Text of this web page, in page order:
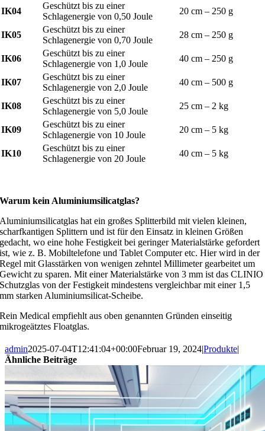
IK04
Geschützt bis zu einer
Schlagenergie von 0,50 Joule
20 cm – 250 g
IK05
Geschützt bis zu einer
Schlagenergie von 0,70 Joule
28 cm – 250 g
IK06
Geschützt bis zu einer
Schlagenergie von 1,0 Joule
40 cm – 250 g
IK07
Geschützt bis zu einer
Schlagenergie von 2,0 Joule
40 cm – 500 g
IK08
Geschützt bis zu einer
Schlagenergie von 5,0 Joule
25 cm – 2 kg
IK09
Geschützt bis zu einer
Schlagenergie von 10 Joule
20 cm – 5 kg
IK10
Geschützt bis zu einer
Schlagenergie von 20 Joule
40 cm – 5 kg
Warum kein Aluminiumsilicatglas?
Aluminiumsilicatglas hat ein großes Splitterbild mit vielen kleinen,
scharfkantigen Splittern und ist für den Einsatz in kleinen Größen
gedacht, wo eine hohe Festigkeit bei geringer Materialstärke gefordert
ist, wie z. B. Mobiltelefone und Tablet Computer etc. Hier wird in der
Regel mit Glasstärken von wenigen zehntel Millimeter gearbeitet um
Gewicht zu sparen. Mit einer Materialstärke von 3 mm ist das CLINIO
Schutzglas von der Festigkeit mindestens vergleichbar mit einer 1,5
mm starken Aluminiumsilicat-Scheibe.
Rein Medical empfiehlt aus oben genannten Gründen einseitig
mikrogeätztes Floatglas.
admin2025-07-04T12:41:04+00:00Februar 19, 2024|Produkte|
Ähnliche Beiträge